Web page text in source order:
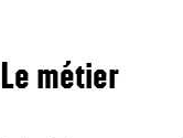
Le métier